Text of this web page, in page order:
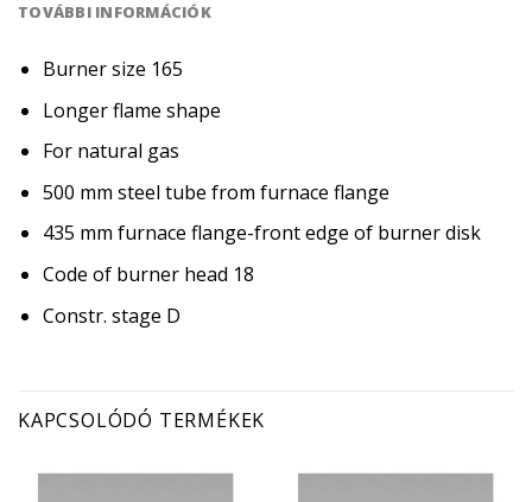
TOVÁBBI INFORMÁCIÓK
Burner size 165
Longer flame shape
For natural gas
500 mm steel tube from furnace flange
435 mm furnace flange-front edge of burner disk
Code of burner head 18
Constr. stage D
KAPCSOLÓDÓ TERMÉKEK